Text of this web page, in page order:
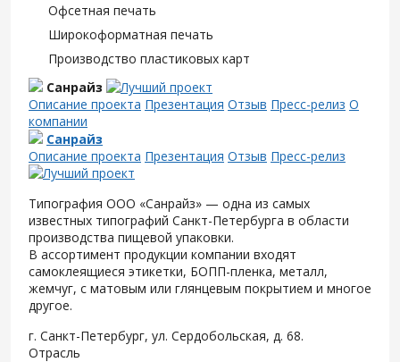
Офсетная печать
Широкоформатная печать
Производство пластиковых карт
Санрайз
Описание проекта Презентация Отзыв Пресс-релиз О
компании
Санрайз
Описание проекта Презентация Отзыв Пресс-релиз
Типография ООО «Санрайз» — одна из самых
известных типографий Санкт-Петербурга в области
производства пищевой упаковки.
В ассортимент продукции компании входят
самоклеящиеся этикетки, БОПП-пленка, металл,
жемчуг, с матовым или глянцевым покрытием и многое
другое.
г. Санкт-Петербург, ул. Сердобольская, д. 68.
Отрасль